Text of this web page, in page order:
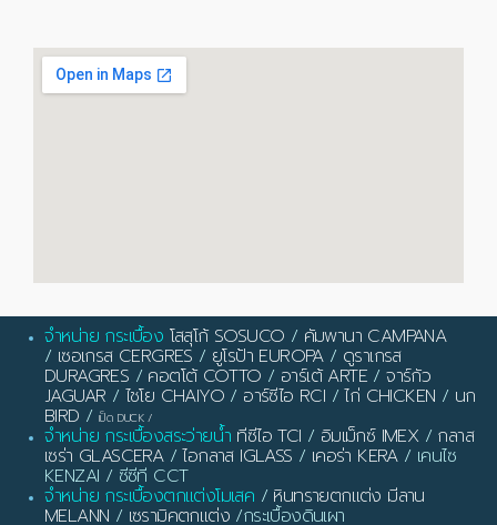
จำหน่าย กระเบื้อง โสสุโก้ SOSUCO / คัมพานา CAMPANA
/ เซอเกรส CERGRES / ยูโรป้า EUROPA/ ดูราเกรส
DURAGRES / คอตโต้ COTTO / อาร์เต้ ARTE /จาร์กัว
JAGUAR / ไชโย CHAIYO / อาร์ซีไอ RCI /ไก่ CHICKEN / นก
BIRD / เป็ด DUCK /
จำหน่าย กระเบื้องสระว่ายน้ำ ทีซีไอ TCI / อิมเม็กซ์ IMEX/ กลาส
เซร่า GLASCERA/ไอกลาส IGLASS / เคอร่า KERA/ เคนไซ
KENZAI / ซีซีที CCT
จำหน่าย กระเบื้องตกแต่งโมเสค / หินทรายตกแต่ง มีลาน
MELANN / เซรามิคตกแต่ง /กระเบื้องดินเผา